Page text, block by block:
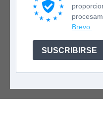
Brevo.
SUSCRIBIRSE